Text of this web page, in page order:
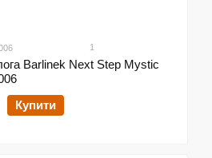
1
Barlinek Next Step Mystic
Купити